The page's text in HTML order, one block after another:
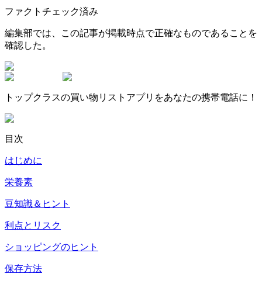
ファクトチェック済み
編集部では、この記事が掲載時点で正確なものであることを
確認した。
トップクラスの買い物リストアプリをあなたの携帯電話に！
目次
はじめに
栄養素
豆知識＆ヒント
利点とリスク
ショッピングのヒント
保存方法